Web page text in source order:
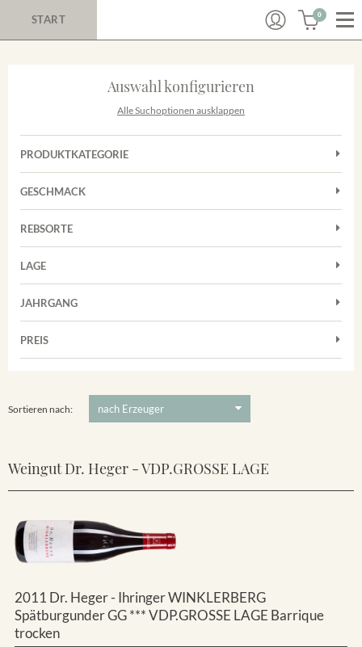
START 0
Auswahl konfigurieren
Alle Suchoptionen ausklappen
PRODUKTKATEGORIE
Cuvées
Rosé
Weißwein
GESCHMACK
Trocken
REBSORTE
Chardonnay
Grauburgunder
Riesling
LAGE
Achkarrer Schlossberg
Vorderer Winklerberg
Winklerberg Hinter Winklen
JAHRGANG
PREIS
Sortieren nach:
Weingut Dr. Heger - VDP.GROSSE LAGE
2011 Dr. Heger - Ihringer WINKLERBERG
Spätburgunder GG *** VDP.GROSSE LAGE Barrique
trocken